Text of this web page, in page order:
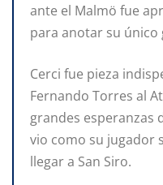
ante el Malmö fue
para anotar su
Cerci fue pieza
Fernando Torres al
grandes esperanzas
vio como su jugador
llegar a San Siro.